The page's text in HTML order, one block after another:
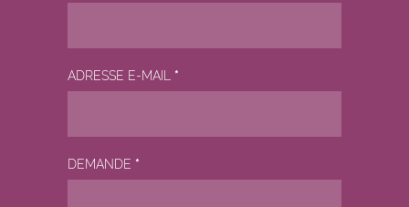
ADRESSE E-MAIL *
DEMANDE *